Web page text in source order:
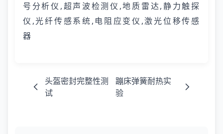
号分析仪,超声波检测仪,地质雷达,静力触探
仪,光纤传感系统,电阻应变仪,激光位移传感
器
头盔密封完整性测
试
蹦床弹簧耐热实
验